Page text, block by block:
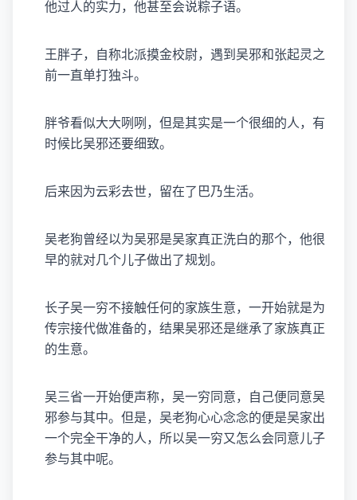
他过人的实力，他甚至会说粽子语。
王胖子，自称北派摸金校尉，遇到吴邪和张起灵之
前一直单打独斗。
胖爷看似大大咧咧，但是其实是一个很细的人，有
时候比吴邪还要细致。
后来因为云彩去世，留在了巴乃生活。
吴老狗曾经以为吴邪是吴家真正洗白的那个，他很
早的就对几个儿子做出了规划。
长子吴一穷不接触任何的家族生意，一开始就是为
传宗接代做准备的，结果吴邪还是继承了家族真正
的生意。
吴三省一开始便声称，吴一穷同意，自己便同意吴
邪参与其中。但是，吴老狗心心念念的便是吴家出
一个完全干净的人，所以吴一穷又怎么会同意儿子
参与其中呢。